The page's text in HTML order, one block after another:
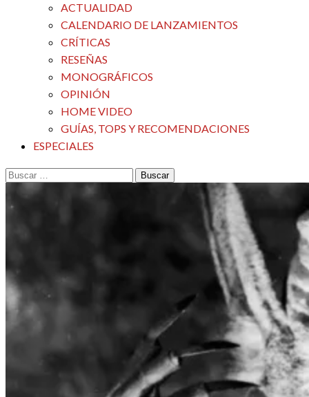
ACTUALIDAD
CALENDARIO DE LANZAMIENTOS
CRÍTICAS
RESEÑAS
MONOGRÁFICOS
OPINIÓN
HOME VIDEO
GUÍAS, TOPS Y RECOMENDACIONES
ESPECIALES
Buscar: